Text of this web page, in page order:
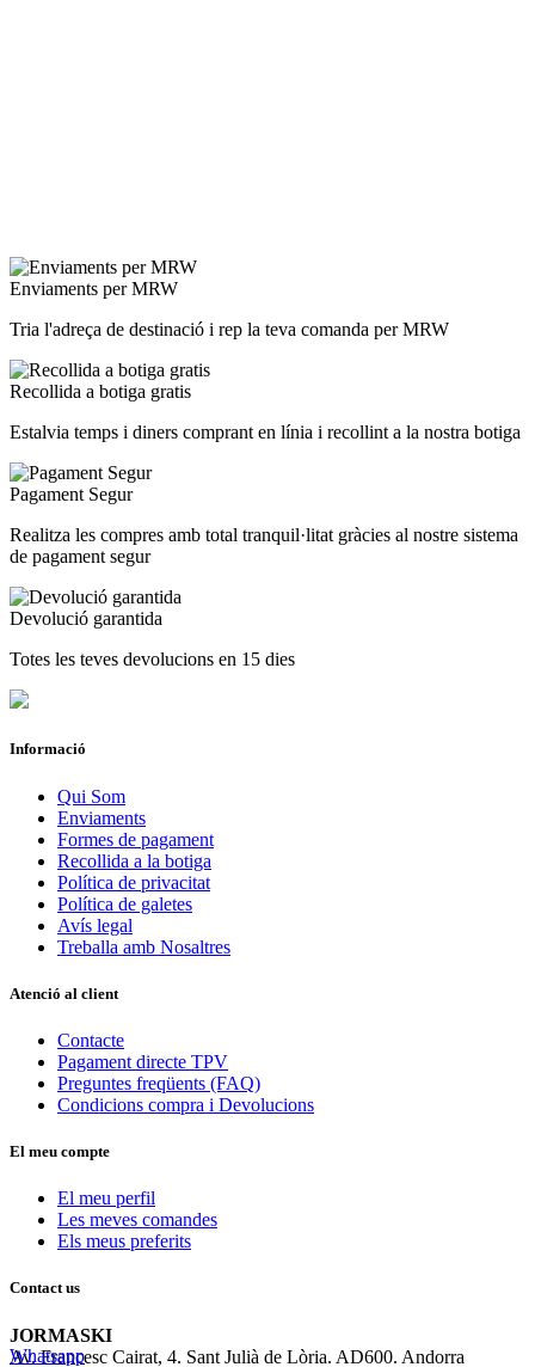
Whatsapp
Enviaments per MRW
Tria l'adreça de destinació i rep la teva comanda per MRW
Recollida a botiga gratis
Estalvia temps i diners comprant en línia i recollint a la nostra botiga
Pagament Segur
Realitza les compres amb total tranquil·litat gràcies al nostre sistema
de pagament segur
Devolució garantida
Totes les teves devolucions en 15 dies
Informació
Qui Som
Enviaments
Formes de pagament
Recollida a la botiga
Política de privacitat
Política de galetes
Avís legal
Treballa amb Nosaltres
Atenció al client
Contacte
Pagament directe TPV
Preguntes freqüents (FAQ)
Condicions compra i Devolucions
El meu compte
El meu perfil
Les meves comandes
Els meus preferits
Contact us
JORMASKI
Av. Francesc Cairat, 4. Sant Julià de Lòria. AD600. Andorra